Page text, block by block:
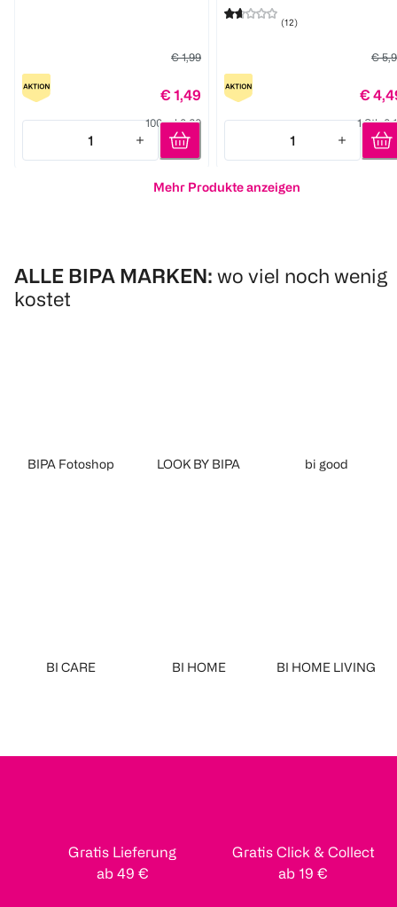
€ 1,99
€ 1,49
100 ml 0,60
1
Quantity: 1
(12)
€
€
1 Stk
1
Quantity: 1
Mehr Produkte anzeigen
ALLE BIPA MARKEN: wo viel noch wenig
kostet
BIPA Fotoshop LOOK BY BIPA bi good
BI CARE BI HOME BI HOME LIVING
Gratis Lieferung
ab 49 €
Gratis Click & Collect
ab 19 €